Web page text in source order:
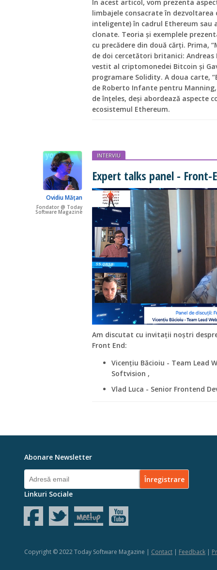
În acest articol, vom prezenta
limbajele consacrate în
inteligente) în cadrul Ethereum sau
clonate. Teoria și exemplele
cu precădere din două cărți. Prima,
de doi cercetători britanici:
vestit al criptomonedei Bitcoin și
programare Solidity. A doua carte,
de Roberto Infante pentru
de înțeles, deși abordează aspecte
ecosistemul Ethereum.
Ovidiu Mățan
Fondator @ Today
Software Magazine
INTERVIU
Expert talks panel - Front-
Am discutat cu invitații noștri
Front End:
Vicențiu Băcioiu - Team Lead
Softvision ,
Vlad Luca - Senior Frontend
Abonare Newsletter
Linkuri Sociale
Copyright © 2022 Today Software Magazine | Contact | Feedback |